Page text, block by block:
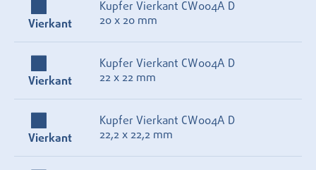
Vierkant
Kupfer Vierkant CW004A D
20 x 20 mm
Vierkant
Kupfer Vierkant CW004A D
22 x 22 mm
Vierkant
Kupfer Vierkant CW004A D
22,2 x 22,2 mm